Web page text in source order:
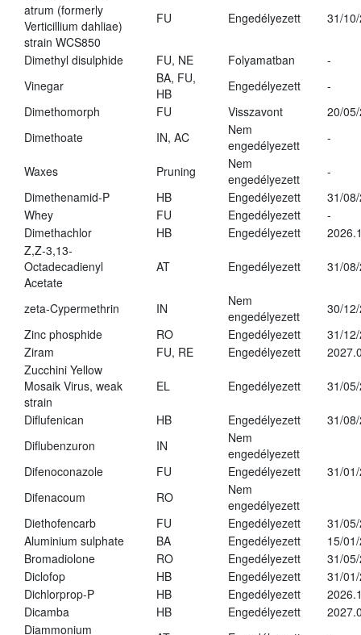
atrum (formerly
Verticillium dahliae)
strain WCS850
FU Engedélyezett 31/
Dimethyl disulphide FU, NE Folyamatban
-
Vinegar
BA, FU,
HB
Engedélyezett
-
Dimethomorph
FU Visszavont
20/
Dimethoate
IN, AC
Nem
engedélyezett
-
Waxes Pruning
Nem
engedélyezett
-
Dimethenamid-P
HB Engedélyezett
31/
Whey
FU Engedélyezett
-
Dimethachlor
HB Engedélyezett
Z,Z-3,13-
Octadecadienyl
Acetate
AT Engedélyezett 31/
zeta-Cypermethrin IN
Nem
engedélyezett
30/
Zinc phosphide
RO Engedélyezett
31/
Ziram
FU, RE Engedélyezett
Zucchini Yellow
Mosaik Virus, weak
strain
EL Engedélyezett 31/
Diflufenican HB Engedélyezett
31/
Diflubenzuron
IN
Nem
engedélyezett
Difenoconazole
FU Engedélyezett
31/
Difenacoum
RO
Nem
engedélyezett
Diethofencarb
FU Engedélyezett
31/
Aluminium sulphate
BA Engedélyezett
15/
Bromadiolone
RO Engedélyezett
31/
Diclofop
HB Engedélyezett
31/
Dichlorprop-P
HB Engedélyezett
Dicamba
HB Engedélyezett
Diammonium